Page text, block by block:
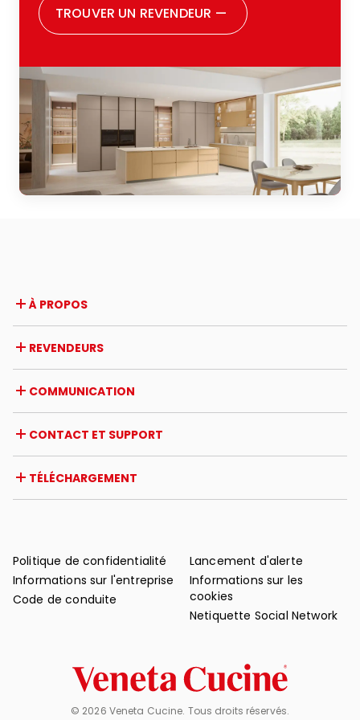
choix que j’ai faits. Je souhaite remercier
parce qu’ils sont incontestablement une
grande famille, et cela se perçoit dès la
première rencontre. Ils vous font sentir
acceptée, écoutée, et suivie avec soin
durant toutes les phases du parcours. Je
conseille vivement à quiconque est en
train de penser à rénover sa cuisine ou à
TROUVER UN REVENDEUR —
À PROPOS
Prix et reconnaissances
Opportunités de carrière
Certifications
REVENDEURS
Étranger
Initiatives des revendeurs
COMMUNICATION
Actualités
Revue de presse
CONTACT ET SUPPORT
Garantie
Support après-vente
TÉLÉCHARGEMENT
Politique de confidentialité
Informations sur l'entreprise
Code de conduite
Lancement d'alerte
Informations sur les
cookies
Netiquette Social Network
© 2026 Veneta Cucine. Tous droits réservés.